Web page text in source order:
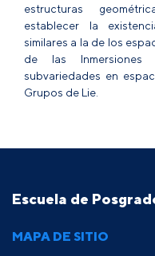
estructuras
establecer la
similares a la de los
de las Inmersiones
subvariedades en
Grupos de Lie.
Escuela de
MAPA DE SITIO